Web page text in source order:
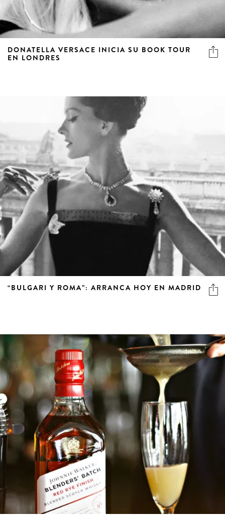
DONATELLA VERSACE INICIA SU BOOK TOUR
EN LONDRES
“BULGARI Y ROMA”: ARRANCA HOY EN MADRID